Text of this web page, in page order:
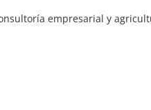
empresarial y